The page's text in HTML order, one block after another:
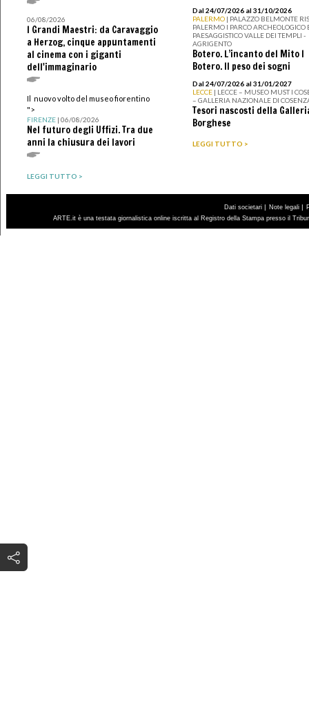
06/08/2026
I Grandi Maestri: da Caravaggio
a Herzog, cinque appuntamenti
al cinema con i giganti
dell'immaginario
Il nuovo volto del museo fiorentino
">
FIRENZE| 06/08/2026
Nel futuro degli Uffizi. Tra due
anni la chiusura dei lavori
LEGGI TUTTO >
Dal 24/07/2026 al 31/10/2026
PALERMO | PALAZZO BELMONTE
PALERMO I PARCO ARCHEOLOGICO
PAESAGGISTICO VALLE DEI TEMPLI -
AGRIGENTO
Botero. L’incanto del Mito I
Botero. Il peso dei sogni
Dal 24/07/2026 al 31/01/2027
LECCE | LECCE – MUSEO MUST I
– GALLERIA NAZIONALE DI
Tesori nascosti della
Borghese
LEGGI TUTTO >
Dati societari | Note legali |
ARTE.it è una testata giornalistica online iscritta al Registro della Stampa presso il